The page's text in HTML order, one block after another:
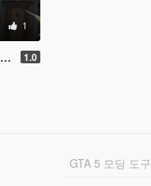
1
1.0
GTA 5 모딩 도구